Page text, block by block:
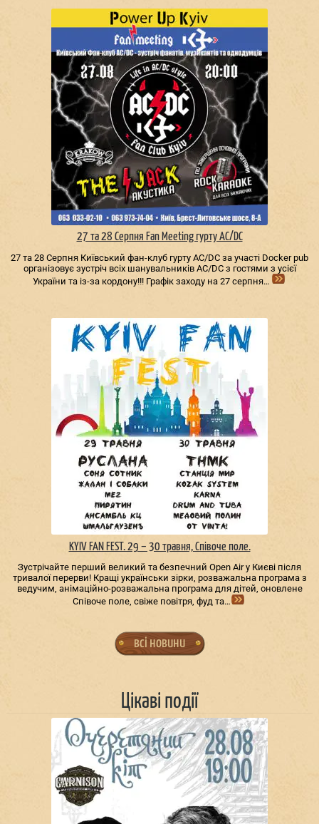
27 та 28 Серпня Fan Meeting гурту AC/DС
27 та 28 Серпня Київський фан-клуб гурту AC/DС за участі Docker pub
організовує зустріч всіх шанувальників AC/DС з гостями з усієї
України та із-за кордону!!! Графік заходу на 27 серпня…
KYIV FAN FEST. 29 – 30 травня, Співоче поле.
Зустрічайте перший великий та безпечний Open Air у Києві після
тривалої перерви! Кращі українськи зірки, розважальна програма з
ведучим, анімаційно-розважальна програма для дітей, оновлене
Співоче поле, свіже повітря, фуд та…
всі новини
Цікаві події